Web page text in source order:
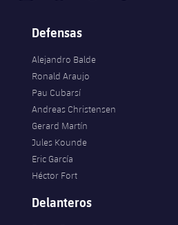
Defensas
Alejandro Balde
Ronald Araujo
Pau Cubarsí
Andreas Christensen
Gerard Martín
Jules Kounde
Eric García
Héctor Fort
Delanteros